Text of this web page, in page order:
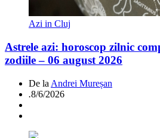
Azi in Cluj
Astrele azi: horoscop zilnic
zodiile – 06 august 2026
De la Andrei Mureșan
.8/6/2026